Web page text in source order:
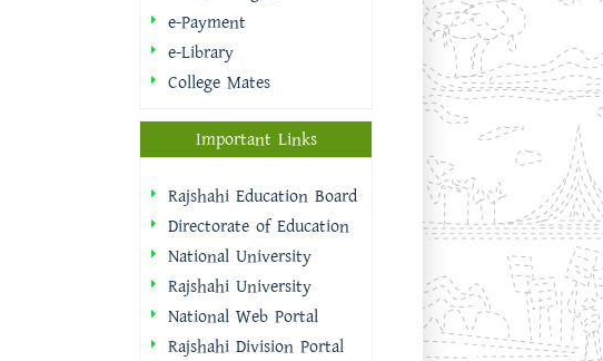
e-Payment
e-Library
College Mates
Important Links
Rajshahi Education Board
Directorate of Education
National University
Rajshahi University
National Web Portal
Rajshahi Division Portal